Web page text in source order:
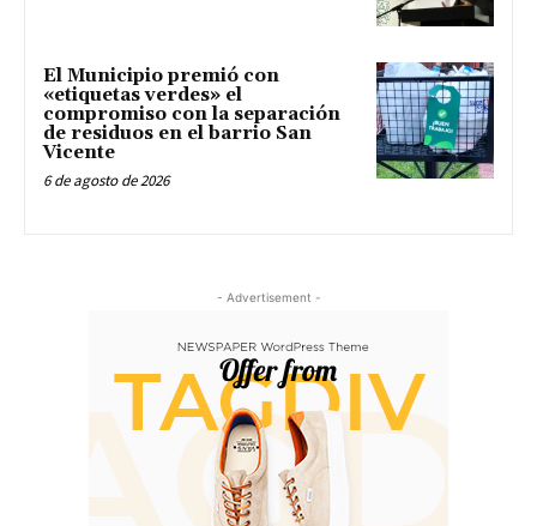
El Municipio premió con
«etiquetas verdes» el
compromiso con la separación
de residuos en el barrio San
Vicente
6 de agosto de 2026
- Advertisement -